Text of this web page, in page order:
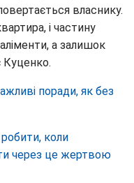
власнику.
і частину
а залишок
Куценко.
поради, як без
коли
через це жертвою